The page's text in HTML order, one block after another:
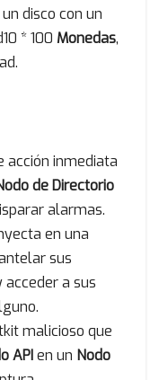
disco con un
* 100 Monedas,
acción inmediata
de Directorio
alarmas.
en una
sus
a sus
malicioso que
APIen un Nodo